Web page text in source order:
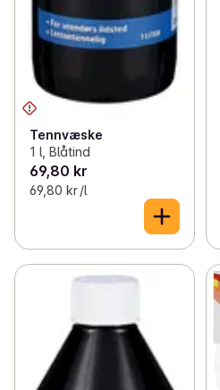
Matbokser og drikkeflasker
✓ (18)
✓ Undertøy, sokker og klær
✓ Refleks 0
✓ Diverse husholdning
Tennvæske
1 l, Blåtind
69,80 kr
69,80 kr /l